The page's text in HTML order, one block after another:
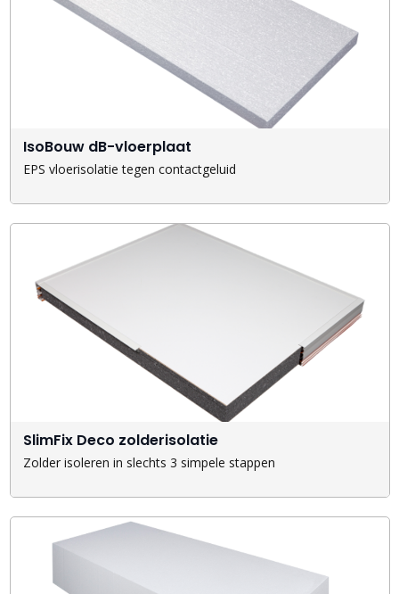
IsoBouw dB-vloerplaat
EPS vloerisolatie tegen contactgeluid
SlimFix Deco zolderisolatie
Zolder isoleren in slechts 3 simpele stappen